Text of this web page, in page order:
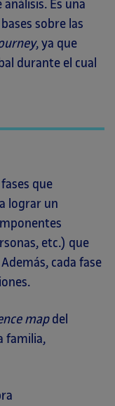
Es una
sobre las
, ya que
durante el cual
que
lograr un
etc.) que
cada fase
mapdel
familia,